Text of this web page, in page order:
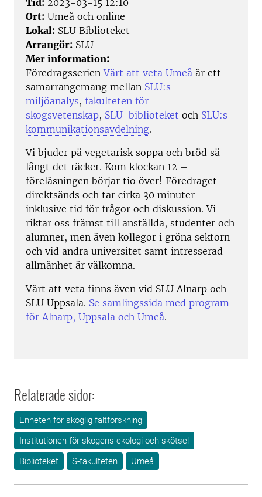
Tid: 2023-03-15 12:10
Ort: Umeå och online
Lokal: SLU Biblioteket
Arrangör: SLU
Mer information:
FöredragsserienVärt att veta Umeå är ett
samarrangemang mellan SLU:s
miljöanalys, fakulteten för
skogsvetenskap, SLU-biblioteket och SLU:s
kommunikationsavdelning.
Vi bjuder på vegetarisk soppa och bröd så
långt det räcker. Kom klockan 12 –
föreläsningen börjar tio över! Föredraget
direktsänds och tar cirka 30 minuter
inklusive tid för frågor och diskussion. Vi
riktar oss främst till anställda, studenter och
alumner, men även kollegor i gröna sektorn
och vid andra universitet samt intresserad
allmänhet är välkomna.
Värt att veta finns även vid SLU Alnarp och
SLU Uppsala. Se samlingssida med program
för Alnarp, Uppsala och Umeå.
Relaterade sidor:
Enheten för skoglig fältforskning
Institutionen för skogens ekologi och skötsel
Biblioteket
S-fakulteten Umeå